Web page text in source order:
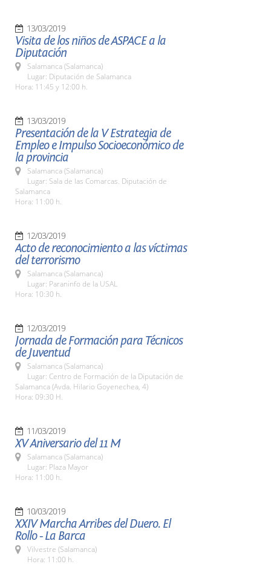
13/03/2019
Visita de los niños de ASPACE a la
Diputación
Salamanca (Salamanca)
Lugar: Diputación de Salamanca
Hora: 11:45 y 12:00 h.
13/03/2019
Presentación de la V Estrategia de
Empleo e Impulso Socioeconómico de
la provincia
Salamanca (Salamanca)
Lugar: Sala de las Comarcas. Diputación de
Salamanca
Hora: 11:00 h.
12/03/2019
Acto de reconocimiento a las víctimas
del terrorismo
Salamanca (Salamanca)
Lugar: Paraninfo de la USAL
Hora: 10:30 h.
12/03/2019
Jornada de Formación para Técnicos
de Juventud
Salamanca (Salamanca)
Lugar: Centro de Formación de la Diputación de
Salamanca (Avda. Hilario Goyenechea, 4)
Hora: 09:30 H.
11/03/2019
XV Aniversario del 11 M
Salamanca (Salamanca)
Lugar: Plaza Mayor
Hora: 11:00 h.
10/03/2019
XXIV Marcha Arribes del Duero. El
Rollo - La Barca
Vilvestre (Salamanca)
Hora: 11:00 h.